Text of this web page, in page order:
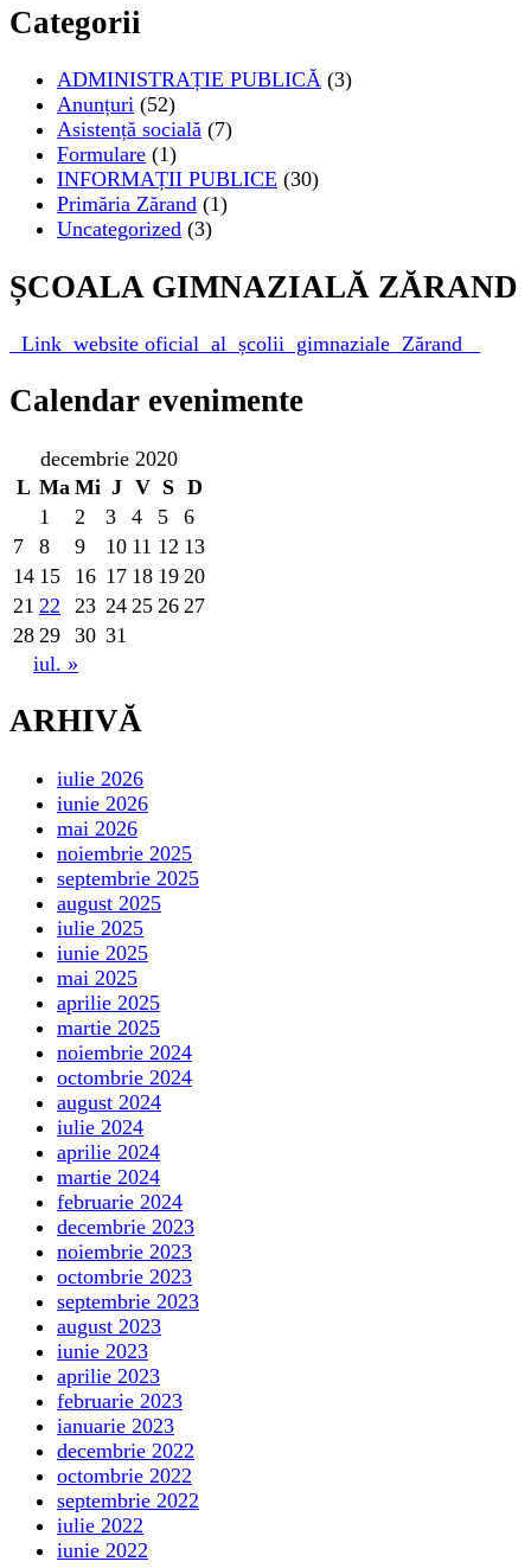
Categorii
ADMINISTRAȚIE PUBLICĂ (3)
Anunțuri (52)
Asistență socială (7)
Formulare (1)
INFORMAȚII PUBLICE (30)
Primăria Zărand (1)
Uncategorized (3)
ȘCOALA GIMNAZIALĂ ZĂRAND
Link website oficial al școlii gimnaziale Zărand
Calendar evenimente
decembrie 2020
L Ma Mi J V S D
1
2 3 4 5
6
7
8 9 10 11 12 13
14 15 16 17 18 19 20
21 22 23 24 25 26 27
28 29 30 31
iul. »
ARHIVĂ
iulie 2026
iunie 2026
mai 2026
noiembrie 2025
septembrie 2025
august 2025
iulie 2025
iunie 2025
mai 2025
aprilie 2025
martie 2025
noiembrie 2024
octombrie 2024
august 2024
iulie 2024
aprilie 2024
martie 2024
februarie 2024
decembrie 2023
noiembrie 2023
octombrie 2023
septembrie 2023
august 2023
iunie 2023
aprilie 2023
februarie 2023
ianuarie 2023
decembrie 2022
octombrie 2022
septembrie 2022
iulie 2022
iunie 2022